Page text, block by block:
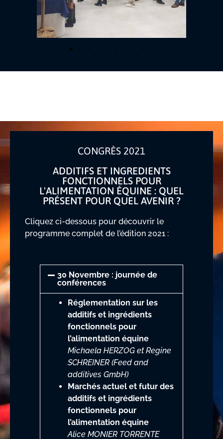
CONGRÈS 2021
ADDITIFS ET INGREDIENTS
FONCTIONNELS POUR
L'ALIMENTATION ÉQUINE : QUEL
PRÉSENT POUR QUEL AVENIR ?
Cliquez ci-dessous pour découvrir le
programme complet de l’édition 2021 :
30 Novembre : journée de
conférences
Réglementation sur les
additifs et ingrédients
fonctionnels pour
l’alimentation équine
Michaela HERZOG et Regine
SCHREINER (Feed and
additives GmbH)
Marchés actuel et futur des
additifs et ingrédients
fonctionnels pour
l’alimentation équine
Alice MONIER TORRENTE